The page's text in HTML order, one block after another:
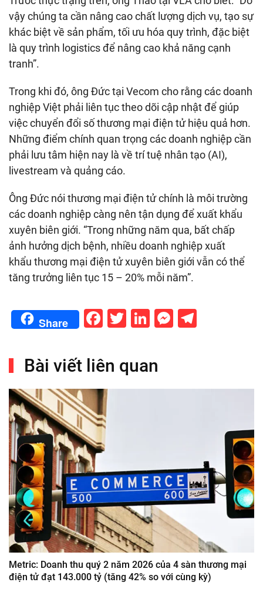
vậy chúng ta cần nâng cao chất lượng dịch vụ, tạo sự
khác biệt về sản phẩm, tối ưu hóa quy trình, đặc biệt
là quy trình logistics để nâng cao khả năng cạnh
tranh”.
Trong khi đó, ông Đức tại Vecom cho rằng các doanh
nghiệp Việt phải liên tục theo dõi cập nhật để giúp
việc chuyển đổi số thương mại điện tử hiệu quả hơn.
Những điểm chính quan trọng các doanh nghiệp cần
phải lưu tâm hiện nay là về trí tuệ nhân tạo (AI),
livestream và quảng cáo.
Ông Đức nói thương mại điện tử chính là môi trường
các doanh nghiệp càng nên tận dụng để xuất khẩu
xuyên biên giới. “Trong những năm qua, bất chấp
ảnh hưởng dịch bệnh, nhiều doanh nghiệp xuất
khẩu thương mại điện tử xuyên biên giới vẫn có thể
tăng trưởng liên tục 15 – 20% mỗi năm”.
Share Facebook
Twitter
LinkedIn
Bài viết liên quan
Metric: Doanh thu quý 2 năm 2026 của 4 sàn thương mại
điện tử đạt 143.000 tỷ (tăng 42% so với cùng kỳ)